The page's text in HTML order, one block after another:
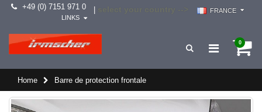
+49 (0) 7151 971 0
FRANCE
LINKS
0
Home Barre de protection frontale